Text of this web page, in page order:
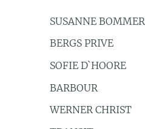
SUSANNE BOMMER
BERGS PRIVE
SOFIE D`HOORE
BARBOUR
WERNER CHRIST